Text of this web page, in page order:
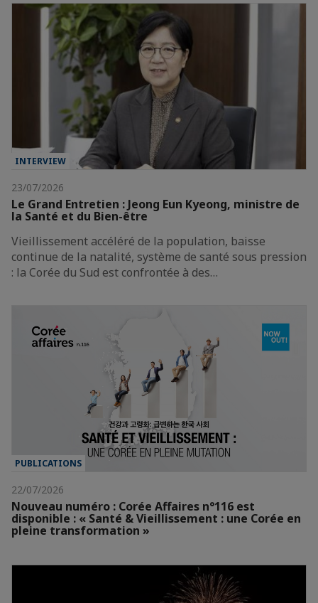
INTERVIEW
23/07/2026
Le Grand Entretien : Jeong Eun Kyeong, ministre de
la Santé et du Bien-être
Vieillissement accéléré de la population, baisse
continue de la natalité, système de santé sous pression
: la Corée du Sud est confrontée à des…
PUBLICATIONS
22/07/2026
Nouveau numéro : Corée Affaires n°116 est
disponible : « Santé & Vieillissement : une Corée en
pleine transformation »